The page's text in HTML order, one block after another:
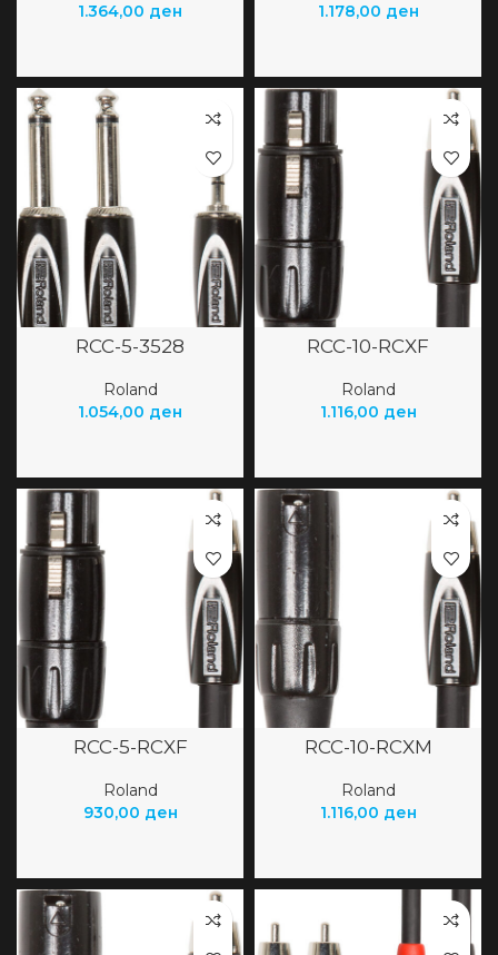
1.364,00 ден
1.178,00 ден
RCC-5-3528
Roland
1.054,00 ден
RCC-10-RCXF
Roland
1.116,00 ден
RCC-5-RCXF
Roland
930,00 ден
RCC-10-RCXM
Roland
1.116,00 ден